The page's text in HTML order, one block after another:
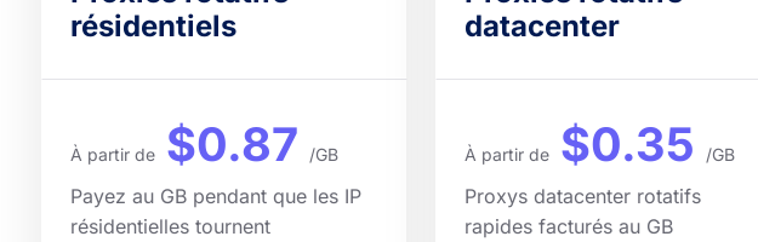
résidentiels
À partir de $0.87 /GB
Payez au GB pendant que les IP
résidentielles tournent
datacenter
À partir de $0.35 /GB
Proxys datacenter rotatifs
rapides facturés au GB